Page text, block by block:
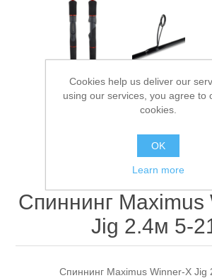
Спиннинг Maximus
Jig 2.4м 5-
Спиннинг Maximus Winner-X Jig
Cookies help us deliver our
using our services, you agree to
cookies.
OK
Learn more